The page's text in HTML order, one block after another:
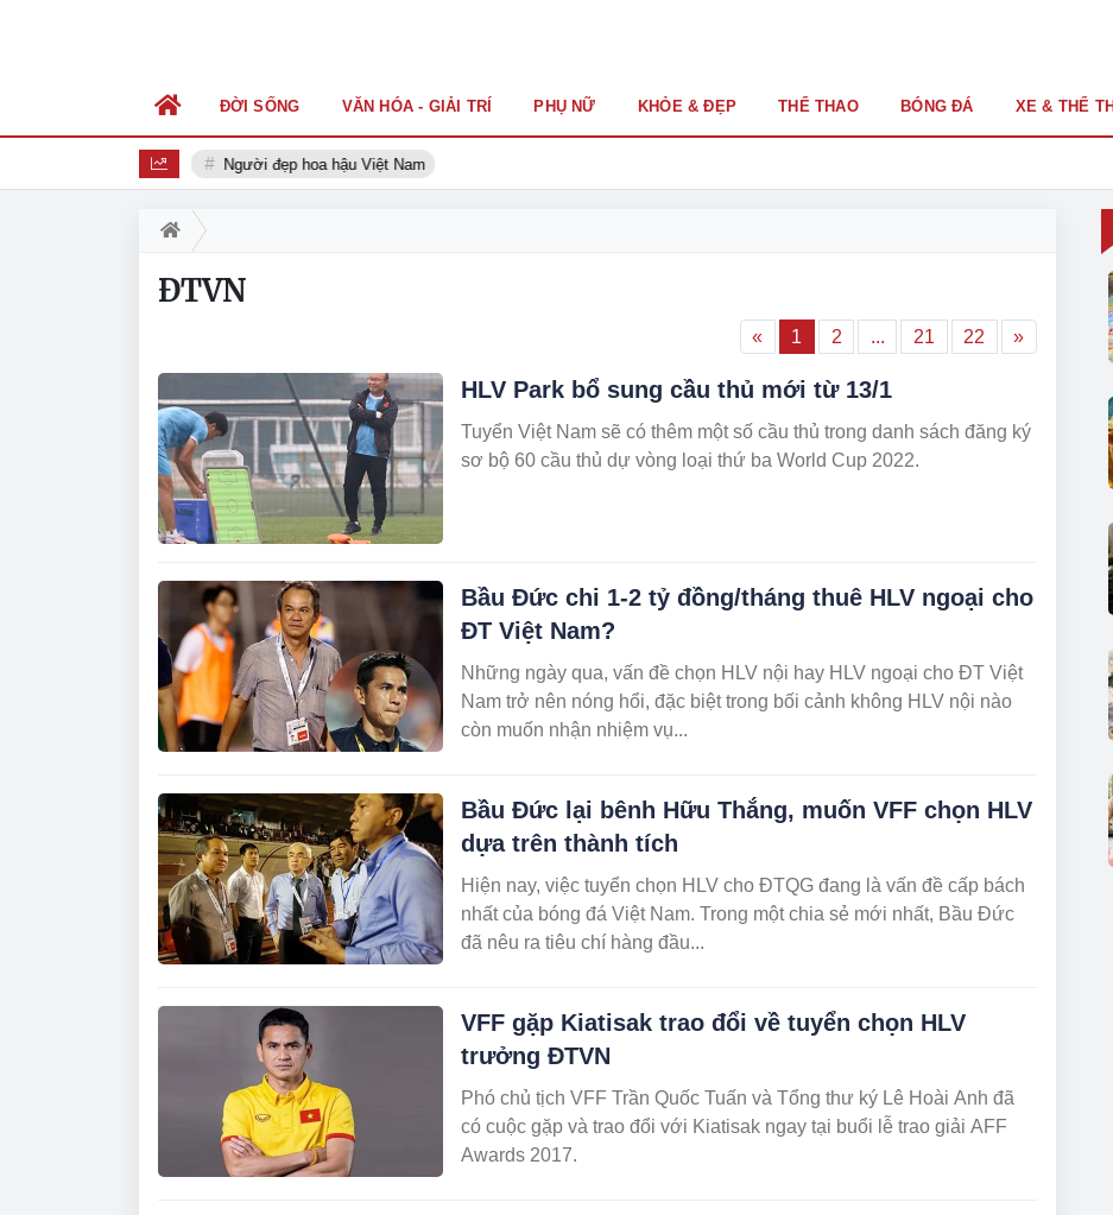
Người đẹp hoa hậu Việt Nam
ĐỜI SỐNG VĂN HÓA - GIẢI TRÍ PHỤ NỮ KHỎE & ĐẸP THỂ THAO BÓNG ĐÁ XE & THỂ
ĐTVN
« 1 2 ... 21 22 »
HLV Park bổ sung cầu thủ mới từ 13/1
Tuyển Việt Nam sẽ có thêm một số cầu thủ trong danh sách đăng ký
sơ bộ 60 cầu thủ dự vòng loại thứ ba World Cup 2022.
Bầu Đức chi 1-2 tỷ đồng/tháng thuê HLV ngoại cho
ĐT Việt Nam?
Những ngày qua, vấn đề chọn HLV nội hay HLV ngoại cho ĐT Việt
Nam trở nên nóng hổi, đặc biệt trong bối cảnh không HLV nội nào
còn muốn nhận nhiệm vụ...
Bầu Đức lại bênh Hữu Thắng, muốn VFF chọn HLV
dựa trên thành tích
Hiện nay, việc tuyển chọn HLV cho ĐTQG đang là vấn đề cấp bách
nhất của bóng đá Việt Nam. Trong một chia sẻ mới nhất, Bầu Đức
đã nêu ra tiêu chí hàng đầu...
VFF gặp Kiatisak trao đổi về tuyển chọn HLV
trưởng ĐTVN
Phó chủ tịch VFF Trần Quốc Tuấn và Tổng thư ký Lê Hoài Anh đã
có cuộc gặp và trao đổi với Kiatisak ngay tại buổi lễ trao giải AFF
Awards 2017.